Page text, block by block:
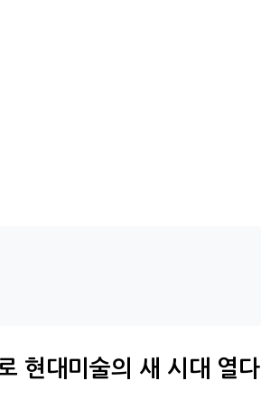
현대미술의 새 시대 열다